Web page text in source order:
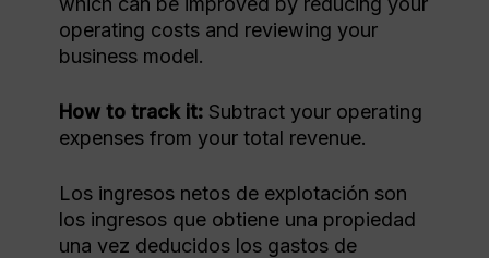
operating costs and reviewing your
business model.
How to track it: Subtract your operating
expenses from your total revenue.
Los ingresos netos de explotación son
los ingresos que obtiene una propiedad
una vez deducidos los gastos de